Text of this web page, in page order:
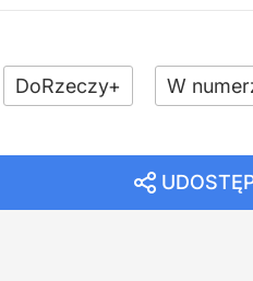
DoRzeczy+ W